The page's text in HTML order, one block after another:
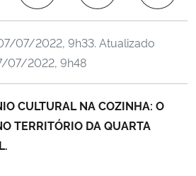
Inovações e Comunicações
07/2022, 9h33. Atualizado
07/2022, 9h48
CULTURAL NA COZINHA: O
TERRITÓRIO DA QUARTA